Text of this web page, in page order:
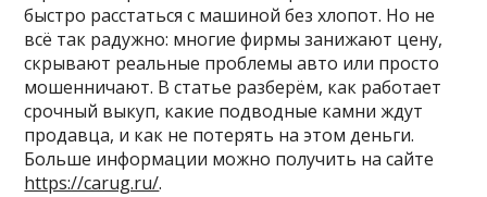
быстро расстаться с машиной без хлопот. Но не
всё так радужно: многие фирмы занижают цену,
скрывают реальные проблемы авто или просто
мошенничают. В статье разберём, как работает
срочный выкуп, какие подводные камни ждут
продавца, и как не потерять на этом деньги.
Больше информации можно получить на сайте
https://carug.ru/.